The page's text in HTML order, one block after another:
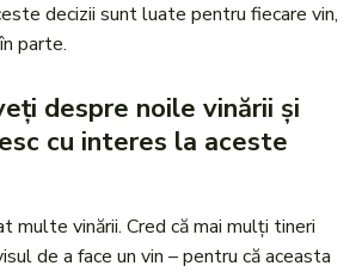
decizii sunt luate pentru fiecare vin,
parte.
despre noile vinării și
cu interes la aceste
multe vinării. Cred că mai mulți tineri
de a face un vin – pentru că aceasta